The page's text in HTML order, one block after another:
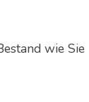
wie Sie